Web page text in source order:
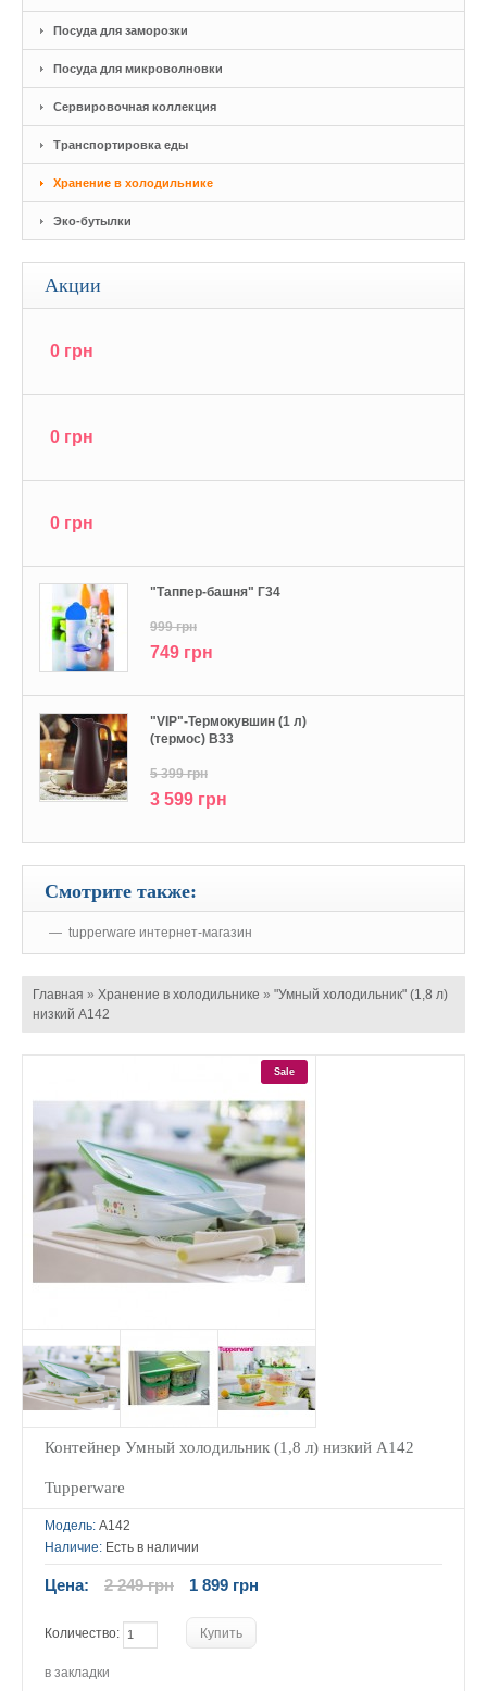
Посуда для заморозки
Посуда для микроволновки
Сервировочная коллекция
Транспортировка еды
Хранение в холодильнике
Эко-бутылки
Акции
0 грн
0 грн
0 грн
"Tаппер-башня" Г34
999 грн
749 грн
"VIP"-Термокувшин (1 л)
(термос) В33
5 399 грн
3 599 грн
Смотрите также:
tupperware интернет-магазин
Главная » Хранение в холодильнике » "Умный холодильник" (1,8 л)
низкий А142
Sale
Контейнер Умный холодильник (1,8 л) низкий А142
Tupperware
Модель: А142
Наличие: Есть в наличии
Цена: 2 249 грн 1 899 грн
Количество:
в закладки